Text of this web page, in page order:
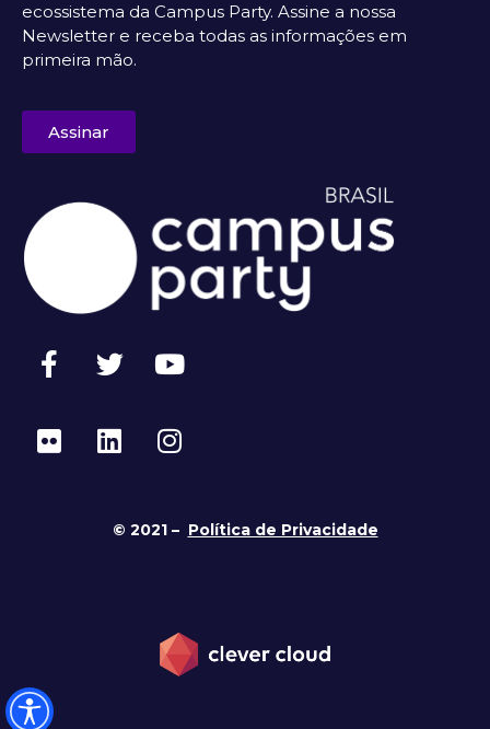
ecossistema da Campus Party. Assine a nossa
Newsletter e receba todas as informações em
primeira mão.
Assinar
© 2021 – Política de Privacidade